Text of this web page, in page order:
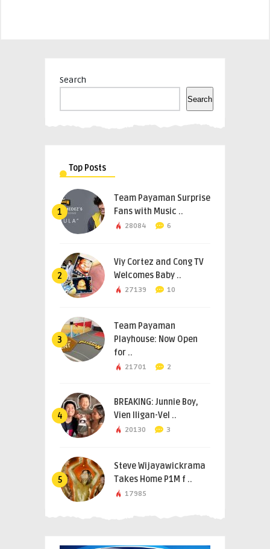
Search
Search
Top Posts
1
Team Payaman Surprise
Fans with Music ..
28084 6
2
Viy Cortez and Cong TV
Welcomes Baby ..
27139 10
3
Team Payaman
Playhouse: Now Open
for ..
21701 2
4
BREAKING: Junnie Boy,
Vien Iligan-Vel ..
20130 3
5
Steve Wijayawickrama
Takes Home P1M f ..
17985